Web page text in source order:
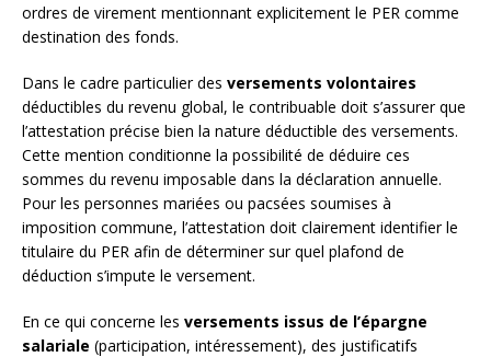
ordres de virement mentionnant explicitement le PER comme
destination des fonds.
Dans le cadre particulier des versements volontaires
déductibles du revenu global, le contribuable doit s’assurer que
l’attestation précise bien la nature déductible des versements.
Cette mention conditionne la possibilité de déduire ces
sommes du revenu imposable dans la déclaration annuelle.
Pour les personnes mariées ou pacsées soumises à
imposition commune, l’attestation doit clairement identifier le
titulaire du PER afin de déterminer sur quel plafond de
déduction s’impute le versement.
En ce qui concerne les versements issus de l’épargne
salariale (participation, intéressement), des justificatifs